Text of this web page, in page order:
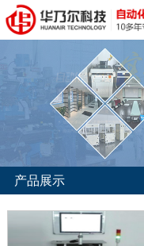
产品展示